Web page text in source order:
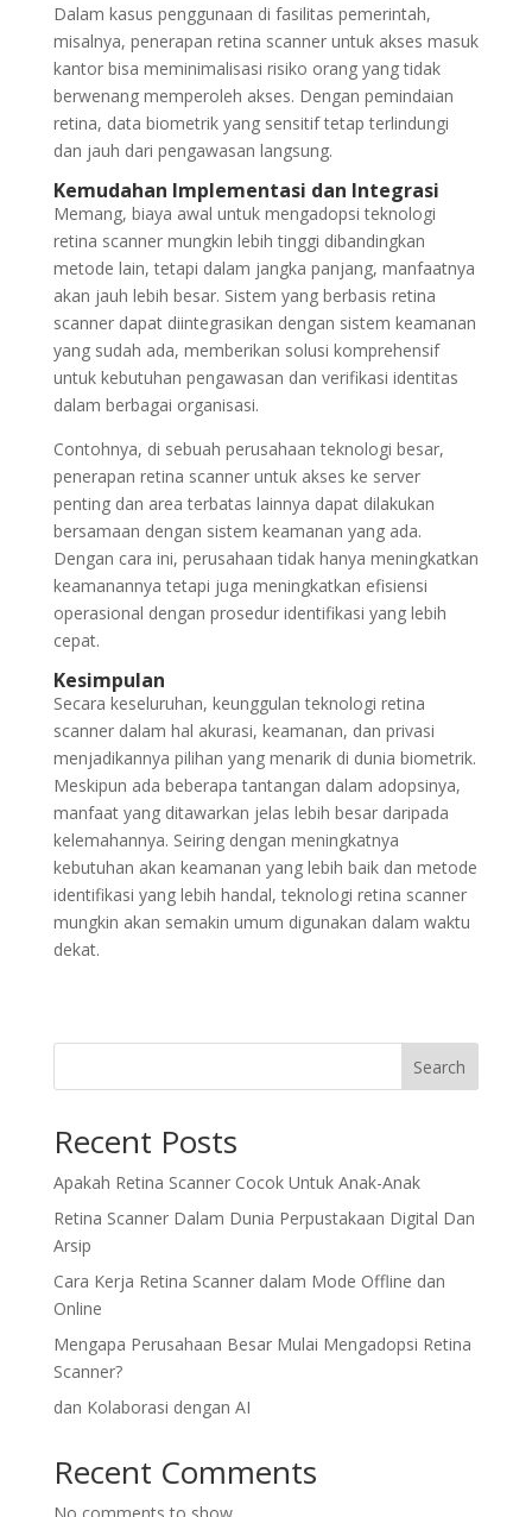
Dalam kasus penggunaan di fasilitas pemerintah,
misalnya, penerapan retina scanner untuk akses masuk
kantor bisa meminimalisasi risiko orang yang tidak
berwenang memperoleh akses. Dengan pemindaian
retina, data biometrik yang sensitif tetap terlindungi
dan jauh dari pengawasan langsung.
Kemudahan Implementasi dan Integrasi
Memang, biaya awal untuk mengadopsi teknologi
retina scanner mungkin lebih tinggi dibandingkan
metode lain, tetapi dalam jangka panjang, manfaatnya
akan jauh lebih besar. Sistem yang berbasis retina
scanner dapat diintegrasikan dengan sistem keamanan
yang sudah ada, memberikan solusi komprehensif
untuk kebutuhan pengawasan dan verifikasi identitas
dalam berbagai organisasi.
Contohnya, di sebuah perusahaan teknologi besar,
penerapan retina scanner untuk akses ke server
penting dan area terbatas lainnya dapat dilakukan
bersamaan dengan sistem keamanan yang ada.
Dengan cara ini, perusahaan tidak hanya meningkatkan
keamanannya tetapi juga meningkatkan efisiensi
operasional dengan prosedur identifikasi yang lebih
cepat.
Kesimpulan
Secara keseluruhan, keunggulan teknologi retina
scanner dalam hal akurasi, keamanan, dan privasi
menjadikannya pilihan yang menarik di dunia biometrik.
Meskipun ada beberapa tantangan dalam adopsinya,
manfaat yang ditawarkan jelas lebih besar daripada
kelemahannya. Seiring dengan meningkatnya
kebutuhan akan keamanan yang lebih baik dan metode
identifikasi yang lebih handal, teknologi retina scanner
mungkin akan semakin umum digunakan dalam waktu
dekat.
Search
Recent Posts
Apakah Retina Scanner Cocok Untuk Anak-Anak
Retina Scanner Dalam Dunia Perpustakaan Digital Dan
Arsip
Cara Kerja Retina Scanner dalam Mode Offline dan
Online
Mengapa Perusahaan Besar Mulai Mengadopsi Retina
Scanner?
dan Kolaborasi dengan AI
Recent Comments